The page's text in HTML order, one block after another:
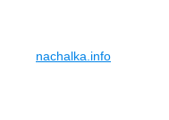
nachalka.info